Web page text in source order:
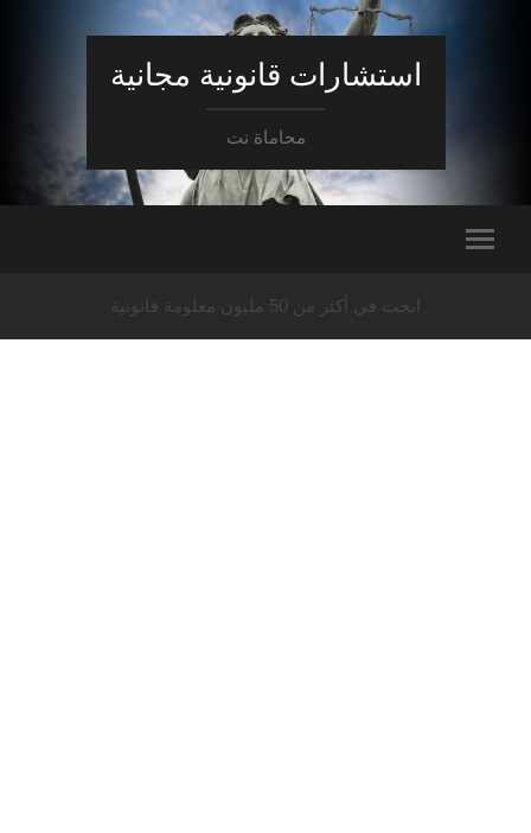
استشارات قانونية مجانية
محاماة نت
ابحث في أكثر من 50 مليون معلومة قانونية